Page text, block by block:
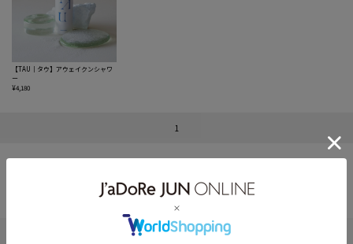
【TAU｜タウ】アウェイクンシャワ
ー
¥4,180
1